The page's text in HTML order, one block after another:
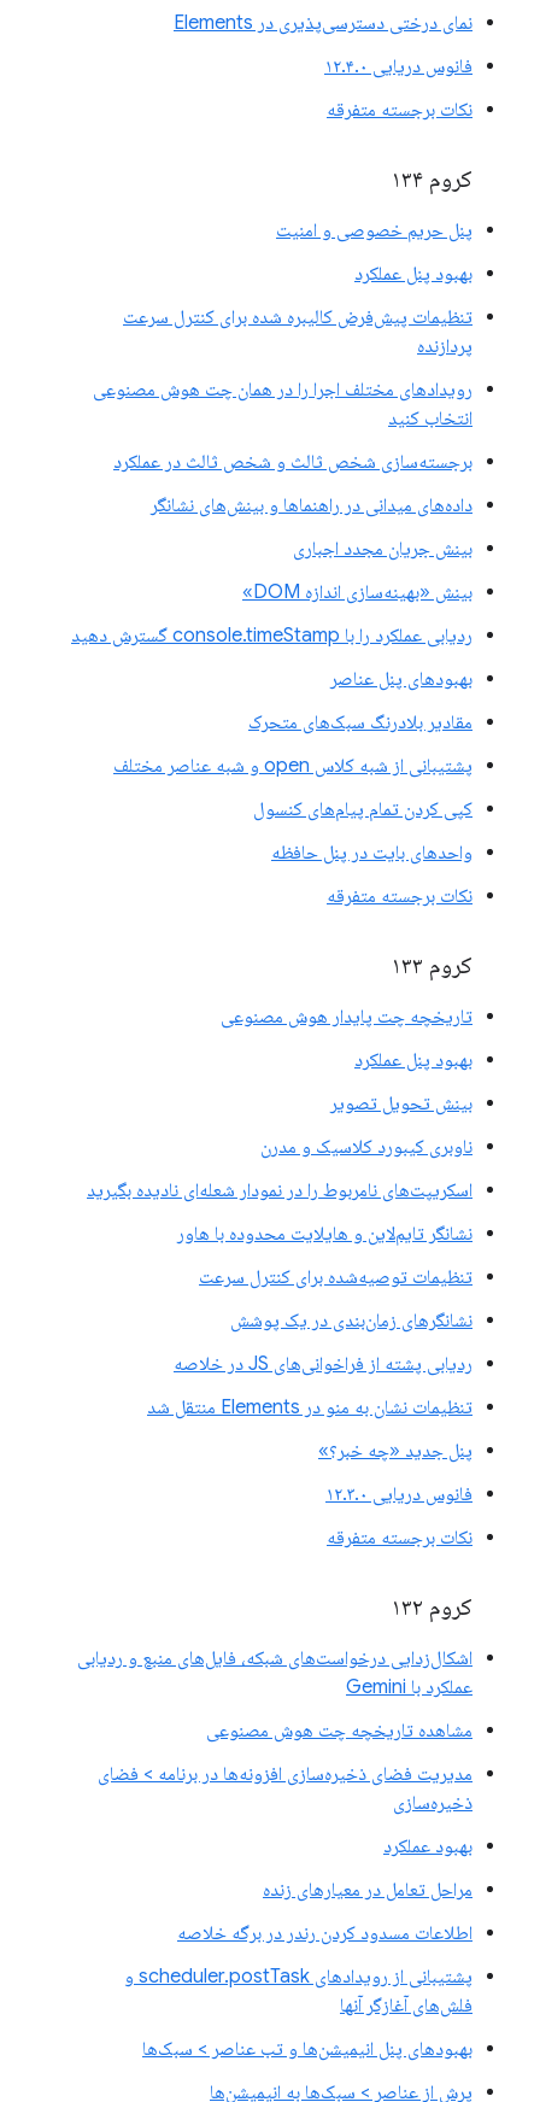
نمای درختی دسترسی‌پذیری در Elements
فانوس دریایی ۱۲.۴.۰
نکات برجسته متفرقه
کروم ۱۳۴
پنل حریم خصوصی و امنیت
بهبود پنل عملکرد
تنظیمات پیش‌فرض کالیبره شده برای کنترل سرعت
پردازنده
رویدادهای مختلف اجرا را در همان چت هوش مصنوعی
انتخاب کنید
برجسته‌سازی شخص ثالث و شخص ثالث در عملکرد
داده‌های میدانی در راهنماها و بینش‌های نشانگر
بینش جریان مجدد اجباری
بینش «بهینه‌سازی اندازه DOM»
ردیابی عملکرد را با console.timeStamp گسترش دهید
بهبودهای پنل عناصر
مقادیر بلادرنگ سبک‌های متحرک
پشتیبانی از شبه کلاس open و شبه عناصر مختلف
کپی کردن تمام پیام‌های کنسول
واحدهای بایت در پنل حافظه
نکات برجسته متفرقه
کروم ۱۳۳
تاریخچه چت پایدار هوش مصنوعی
بهبود پنل عملکرد
بینش تحویل تصویر
ناوبری کیبورد کلاسیک و مدرن
اسکریپت‌های نامربوط را در نمودار شعله‌ای نادیده بگیرید
نشانگر تایم‌لاین و هایلایت محدوده با هاور
تنظیمات توصیه‌شده برای کنترل سرعت
نشانگرهای زمان‌بندی در یک پوشش
ردیابی پشته از فراخوانی‌های JS در خلاصه
تنظیمات نشان به منو در Elements منتقل شد
پنل جدید «چه خبر؟»
فانوس دریایی ۱۲.۳.۰
نکات برجسته متفرقه
کروم ۱۳۲
اشکال‌زدایی درخواست‌های شبکه، فایل‌های منبع و ردیابی
عملکرد با Gemini
مشاهده تاریخچه چت هوش مصنوعی
مدیریت فضای ذخیره‌سازی افزونه‌ها در برنامه > فضای
ذخیره‌سازی
بهبود عملکرد
مراحل تعامل در معیارهای زنده
اطلاعات مسدود کردن رندر در برگه خلاصه
پشتیبانی از رویدادهای scheduler.postTask و
فلش‌های آغازگر آنها
بهبودهای پنل انیمیشن‌ها و تب عناصر > سبک‌ها
پرش از عناصر > سبک‌ها به انیمیشن‌ها